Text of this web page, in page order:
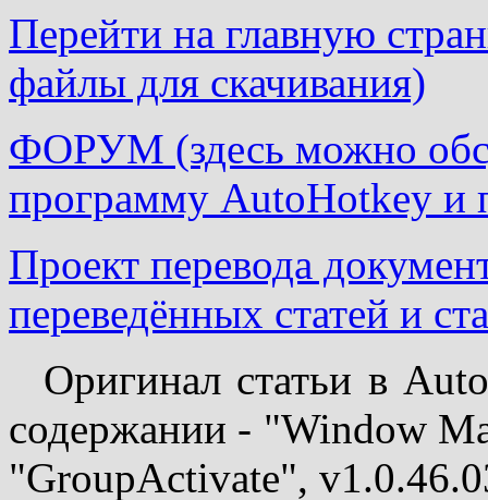
Перейти на главную
файлы для скачивания)
ФОРУМ (здесь можно
программу AutoHotkey и
Проект перевода
переведённых статей и
Оригинал статьи в
содержании - "Window
"GroupActivate",